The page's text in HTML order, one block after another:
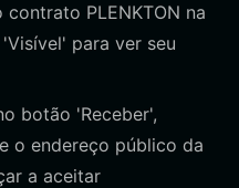
PLENKTON na
para ver seu
botão 'Receber',
o endereço público da
a aceitar